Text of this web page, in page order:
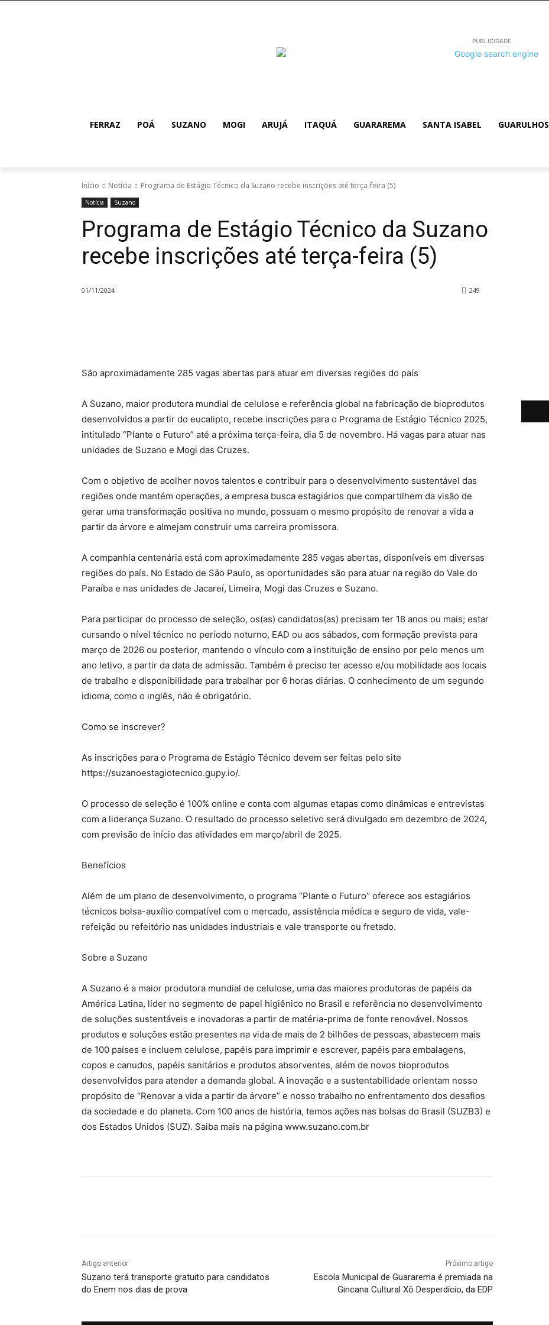
PUBLICIDADE
FERRAZ POÁ SUZANO MOGI ARUJÁ ITAQUÁ GUARAREMA SANTA ISABEL GUARULHOS
Início Notícia Programa de Estágio Técnico da Suzano recebe inscrições até terça-feira (5)
Notícia Suzano
Programa de Estágio Técnico da Suzano
recebe inscrições até terça-feira (5)
01/11/2024 249
São aproximadamente 285 vagas abertas para atuar em diversas regiões do país
A Suzano, maior produtora mundial de celulose e referência global na fabricação de bioprodutos
desenvolvidos a partir do eucalipto, recebe inscrições para o Programa de Estágio Técnico 2025,
intitulado “Plante o Futuro” até a próxima terça-feira, dia 5 de novembro. Há vagas para atuar nas
unidades de Suzano e Mogi das Cruzes.
Com o objetivo de acolher novos talentos e contribuir para o desenvolvimento sustentável das
regiões onde mantém operações, a empresa busca estagiários que compartilhem da visão de
gerar uma transformação positiva no mundo, possuam o mesmo propósito de renovar a vida a
partir da árvore e almejam construir uma carreira promissora.
A companhia centenária está com aproximadamente 285 vagas abertas, disponíveis em diversas
regiões do país. No Estado de São Paulo, as oportunidades são para atuar na região do Vale do
Paraíba e nas unidades de Jacareí, Limeira, Mogi das Cruzes e Suzano.
Para participar do processo de seleção, os(as) candidatos(as) precisam ter 18 anos ou mais; estar
cursando o nível técnico no período noturno, EAD ou aos sábados, com formação prevista para
março de 2026 ou posterior, mantendo o vínculo com a instituição de ensino por pelo menos um
ano letivo, a partir da data de admissão. Também é preciso ter acesso e/ou mobilidade aos locais
de trabalho e disponibilidade para trabalhar por 6 horas diárias. O conhecimento de um segundo
idioma, como o inglês, não é obrigatório.
Como se inscrever?
As inscrições para o Programa de Estágio Técnico devem ser feitas pelo site
https://suzanoestagiotecnico.gupy.io/.
O processo de seleção é 100% online e conta com algumas etapas como dinâmicas e entrevistas
com a liderança Suzano. O resultado do processo seletivo será divulgado em dezembro de 2024,
com previsão de início das atividades em março/abril de 2025.
Benefícios
Além de um plano de desenvolvimento, o programa “Plante o Futuro’’ oferece aos estagiários
técnicos bolsa-auxílio compatível com o mercado, assistência médica e seguro de vida, vale-
refeição ou refeitório nas unidades industriais e vale transporte ou fretado.
Sobre a Suzano
A Suzano é a maior produtora mundial de celulose, uma das maiores produtoras de papéis da
América Latina, líder no segmento de papel higiênico no Brasil e referência no desenvolvimento
de soluções sustentáveis e inovadoras a partir de matéria-prima de fonte renovável. Nossos
produtos e soluções estão presentes na vida de mais de 2 bilhões de pessoas, abastecem mais
de 100 países e incluem celulose, papéis para imprimir e escrever, papéis para embalagens,
copos e canudos, papéis sanitários e produtos absorventes, além de novos bioprodutos
desenvolvidos para atender a demanda global. A inovação e a sustentabilidade orientam nosso
propósito de “Renovar a vida a partir da árvore” e nosso trabalho no enfrentamento dos desafios
da sociedade e do planeta. Com 100 anos de história, temos ações nas bolsas do Brasil (SUZB3) e
dos Estados Unidos (SUZ). Saiba mais na página www.suzano.com.br
Artigo anterior
Suzano terá transporte gratuito para candidatos
do Enem nos dias de prova
Próximo artigo
Escola Municipal de Guararema é premiada na
Gincana Cultural Xô Desperdício, da EDP